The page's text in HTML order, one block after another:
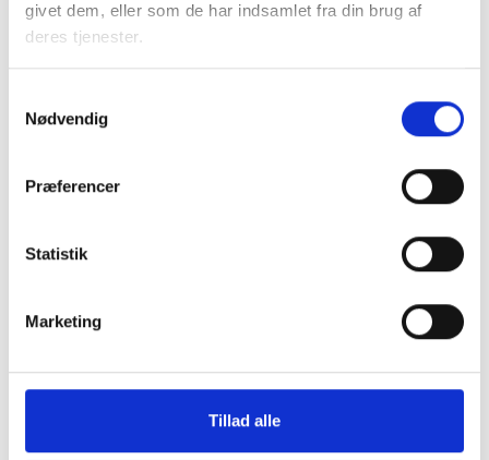
givet dem, eller som de har indsamlet fra din brug af
deres tjenester.
Nødvendig
Præferencer
Statistik
Marketing
Tillad alle
Med venlig hilsen
Gert Nielsen / Bent Madsen
Viden
ejendomme skal være klar senest 1. januar
08. juni 2026
BL INFORMERER